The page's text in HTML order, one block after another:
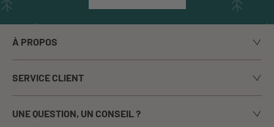
À PROPOS
Notre histoire
Le blog
Nos marques
La presse en parle
SERVICE CLIENT
Livraison
Paiement sécurisé
UNE QUESTION, UN CONSEIL ?